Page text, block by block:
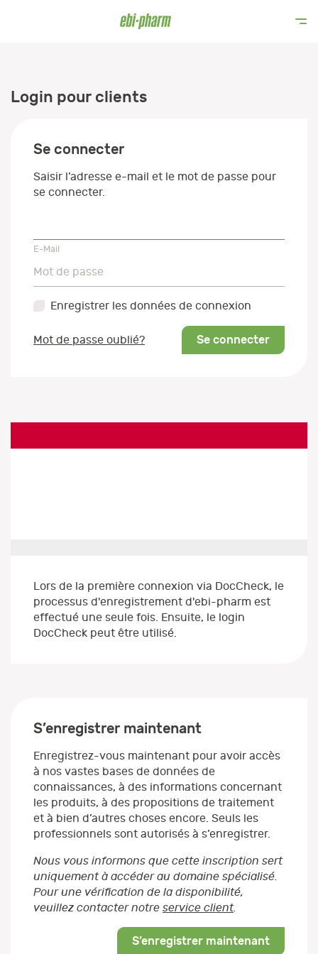
Login pour clients
Se connecter
Saisir l’adresse e-mail et le mot de passe pour
se connecter.
E-Mail
Mot de passe
Mot de passe
Enregistrer les données de connexion
Mot de passe oublié? Se connecter
Lors de la première connexion via DocCheck, le
processus d'enregistrement d'ebi-pharm est
effectué une seule fois. Ensuite, le login
DocCheck peut être utilisé.
S’enregistrer maintenant
Enregistrez-vous maintenant pour avoir accès
à nos vastes bases de données de
connaissances, à des informations concernant
les produits, à des propositions de traitement
et à bien d’autres choses encore. Seuls les
professionnels sont autorisés à s’enregistrer.
Nous vous informons que cette inscription sert
uniquement à accéder au domaine spécialisé.
Pour une vérification de la disponibilité,
veuillez contacter notre service client.
S’enregistrer maintenant